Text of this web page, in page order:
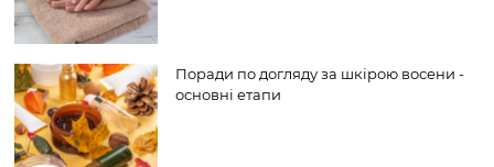
Поради по догляду за шкірою восени -
основні етапи